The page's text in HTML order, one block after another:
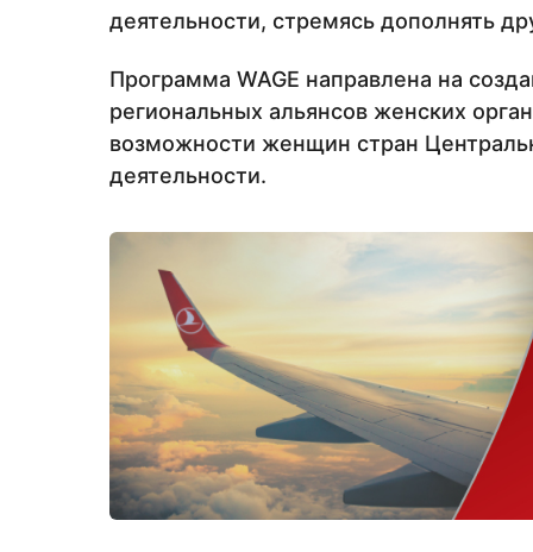
деятельности, стремясь дополнять
Программа WAGE направлена на
региональных альянсов женских
возможности женщин стран
деятельности.